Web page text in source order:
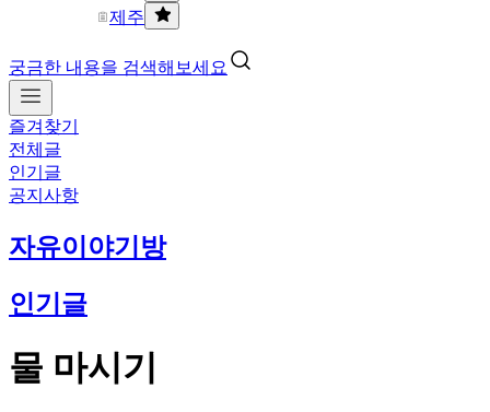
제주
궁금한 내용을 검색해보세요
즐겨찾기
전체글
인기글
공지사항
자유이야기방
인기글
물 마시기